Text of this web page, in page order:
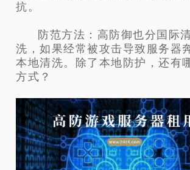
抗。
防范方法：高防御也分国际
洗，如果经常被攻击导致服务器
本地清洗。除了本地防护，还有
方式？